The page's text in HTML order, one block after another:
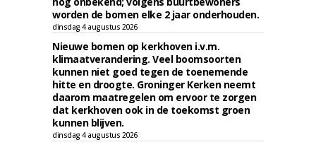
worden de bomen elke 2 jaar onderhouden.
dinsdag 4 augustus 2026
Nieuwe bomen op kerkhoven i.v.m.
klimaatverandering. Veel boomsoorten
kunnen niet goed tegen de toenemende
hitte en droogte. Groninger Kerken neemt
daarom maatregelen om ervoor te zorgen
dat kerkhoven ook in de toekomst groen
kunnen blijven.
dinsdag 4 augustus 2026